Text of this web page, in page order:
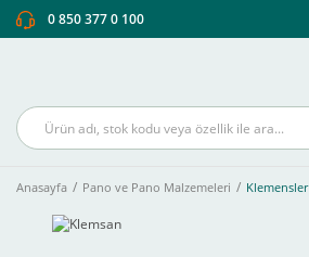
0 850 377 0 100
Anasayfa Pano ve Pano Malzemeleri Klemensler